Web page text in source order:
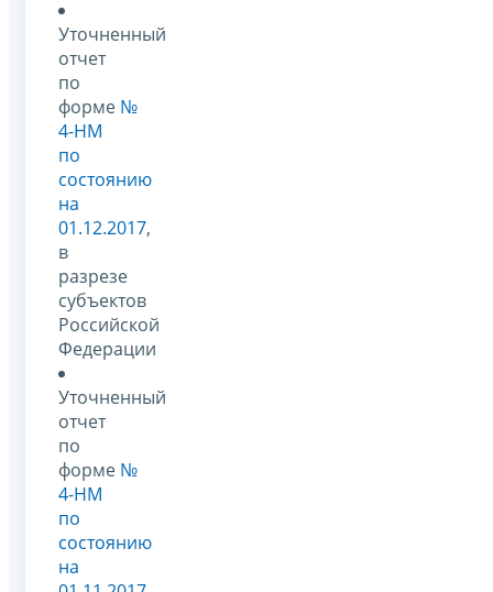
Уточненный
отчет
по
форме №
4-НМ
по
состоянию
на
01.12.2017,
в
разрезе
субъектов
Российской
Федерации
Уточненный
отчет
по
форме №
4-НМ
по
состоянию
на